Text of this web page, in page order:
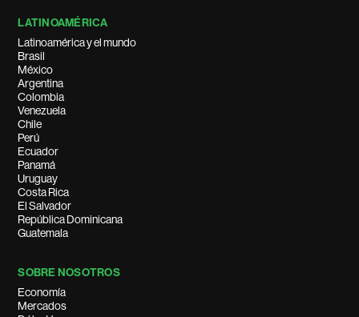
LATINOAMÉRICA
Latinoamérica y el mundo
Brasil
México
Argentina
Colombia
Venezuela
Chile
Perú
Ecuador
Panamá
Uruguay
Costa Rica
El Salvador
República Dominicana
Guatemala
SOBRE NOSOTROS
Economía
Mercados